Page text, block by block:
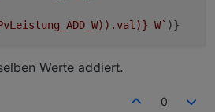
W` )}
Werte addiert.
0